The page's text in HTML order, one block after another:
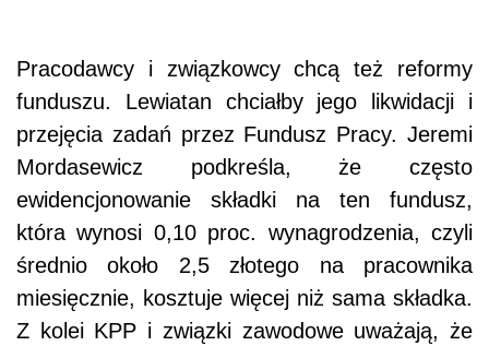
Pracodawcy i związkowcy chcą też reformy
funduszu. Lewiatan chciałby jego likwidacji i
przejęcia zadań przez Fundusz Pracy. Jeremi
Mordasewicz podkreśla, że często
ewidencjonowanie składki na ten fundusz,
która wynosi 0,10 proc. wynagrodzenia, czyli
średnio około 2,5 złotego na pracownika
miesięcznie, kosztuje więcej niż sama składka.
Z kolei KPP i związki zawodowe uważają, że